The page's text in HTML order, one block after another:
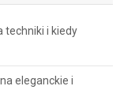
techniki i kiedy
eleganckie i